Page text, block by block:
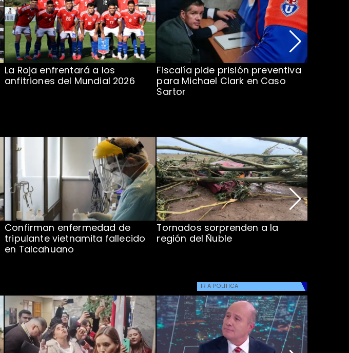
La Roja enfrentará a los
anfitriones del Mundial 2026
Fiscalía pide prisión preventiva
para Michael Clark en Caso
Sartor
Confirman enfermedad de
tripulante vietnamita fallecido
en Talcahuano
Tornados sorprenden a la
región del Ñuble
IR A POLÍTICA